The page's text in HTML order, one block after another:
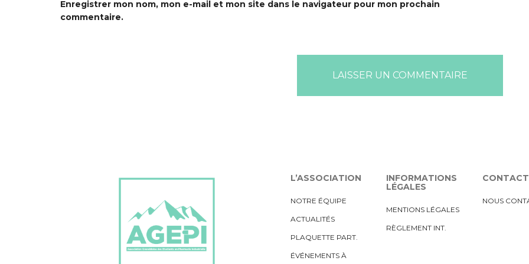
Enregistrer mon nom, mon e-mail et mon site dans le navigateur pour mon prochain
commentaire.
L’ASSOCIATION
NOTRE ÉQUIPE
ACTUALITÉS
PLAQUETTE PART.
ÉVÉNEMENTS À
INFORMATIONS
LÉGALES
MENTIONS LÉGALES
RÈGLEMENT INT.
CONTACT
NOUS